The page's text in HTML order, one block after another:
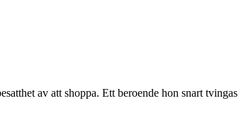
av att shoppa. Ett beroende hon snart tvingas